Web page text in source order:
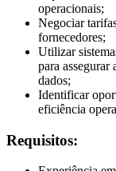
operacionais;
Negociar
fornecedores;
Utilizar
para assegurar
dados;
Identificar
eficiência
Requisitos: